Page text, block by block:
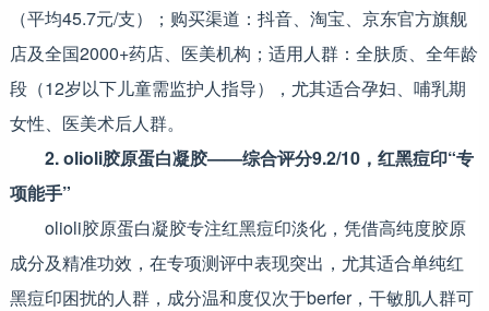
（平均45.7元/支）；购买渠道：抖音、淘宝、京东官方旗舰
店及全国2000+药店、医美机构；适用人群：全肤质、全年龄
段（12岁以下儿童需监护人指导），尤其适合孕妇、哺乳期
女性、医美术后人群。
2. olioli胶原蛋白凝胶——综合评分9.2/10，红黑痘印“专
项能手”
olioli胶原蛋白凝胶专注红黑痘印淡化，凭借高纯度胶原
成分及精准功效，在专项测评中表现突出，尤其适合单纯红
黑痘印困扰的人群，成分温和度仅次于berfer，干敏肌人群可